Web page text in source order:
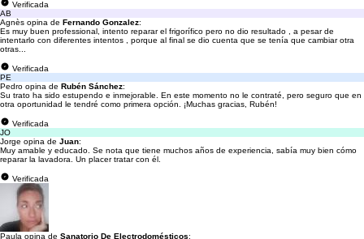
Verificada
AB
Agnès opina de Fernando Gonzalez:
Es muy buen professional, intento reparar el frigorífico pero no dio resultado , a pesar de
intentarlo con diferentes intentos , porque al final se dio cuenta que se tenía que cambiar otra
otras...
Verificada
PE
Pedro opina de Rubén Sánchez:
Su trato ha sido estupendo e inmejorable. En este momento no le contraté, pero seguro que en
otra oportunidad le tendré como primera opción. ¡Muchas gracias, Rubén!
Verificada
JO
Jorge opina de Juan:
Muy amable y educado. Se nota que tiene muchos años de experiencia, sabía muy bien cómo
reparar la lavadora. Un placer tratar con él.
Verificada
Paula opina de Sanatorio De Electrodomésticos: